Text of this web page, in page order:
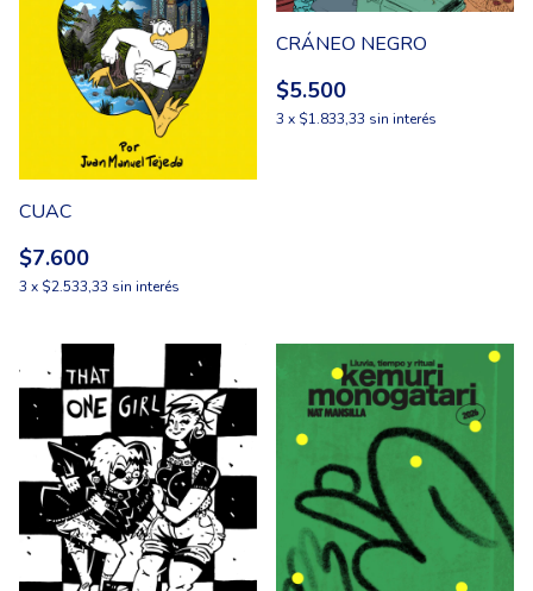
CUAC
$7.600
3 x $2.533,33 sin interés
CRÁNEO NEGRO
$5.500
3 x $1.833,33 sin interés